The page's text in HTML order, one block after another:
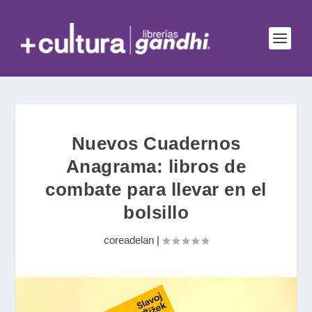
Nuevos Cuadernos
Anagrama: libros de
combate para llevar en el
bolsillo
coreadelan |